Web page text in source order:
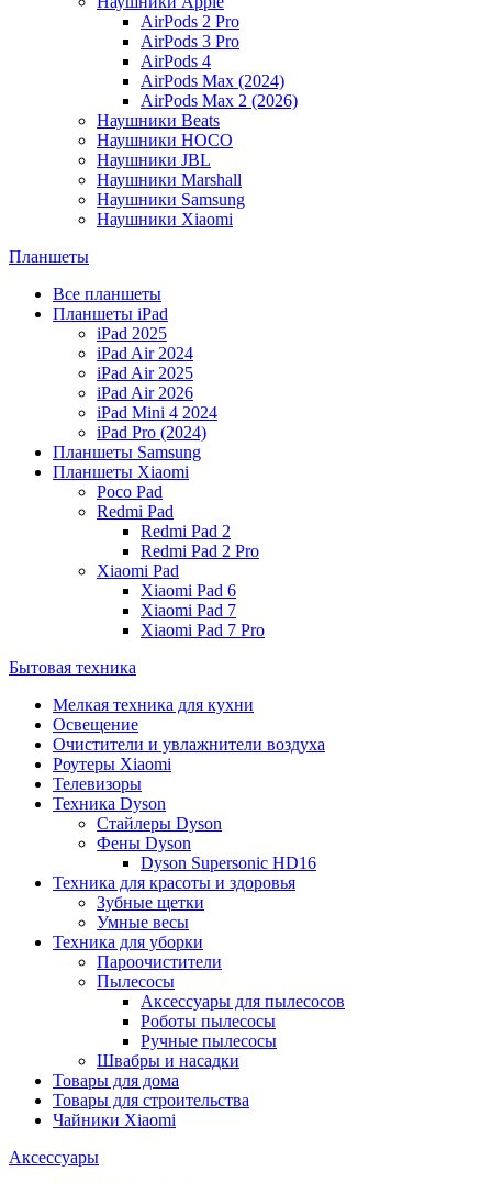
AirPods 2 Pro
AirPods 3 Pro
AirPods 4
AirPods Max (2024)
AirPods Max 2 (2026)
Наушники Beats
Наушники HOCO
Наушники JBL
Наушники Marshall
Наушники Samsung
Наушники Xiaomi
Планшеты
Все планшеты
Планшеты iPad
iPad 2025
iPad Air 2024
iPad Air 2025
iPad Air 2026
iPad Mini 4 2024
iPad Pro (2024)
Планшеты Samsung
Планшеты Xiaomi
Poco Pad
Redmi Pad
Redmi Pad 2
Redmi Pad 2 Pro
Xiaomi Pad
Xiaomi Pad 6
Xiaomi Pad 7
Xiaomi Pad 7 Pro
Бытовая техника
Мелкая техника для кухни
Освещение
Очистители и увлажнители воздуха
Роутеры Xiaomi
Телевизоры
Техника Dyson
Стайлеры Dyson
Фены Dyson
Dyson Supersonic HD16
Техника для красоты и здоровья
Зубные щетки
Умные весы
Техника для уборки
Пароочистители
Пылесосы
Аксессуары для пылесосов
Роботы пылесосы
Ручные пылесосы
Швабры и насадки
Товары для дома
Товары для строительства
Чайники Xiaomi
Аксессуары